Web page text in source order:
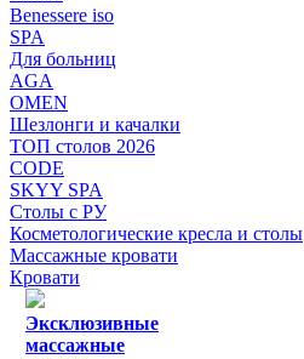
Benessere iso
SPA
Для больниц
AGA
OMEN
Шезлонги и качалки
ТОП столов 2026
CODE
SKYY SPA
Столы с РУ
Косметологические кресла и столы
Массажные кровати
Кровати
Эксклюзивные
массажные